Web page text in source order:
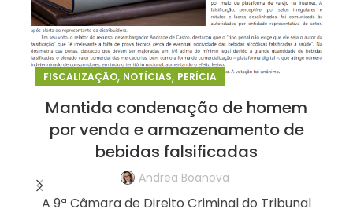
FISCALIZAÇÃO, NOTÍCIAS, PERÍCIA
Mantida condenação de homem
por venda e armazenamento de
bebidas falsificadas
Andrea Boanova
A 9ª Câmara de Direito Criminal do Tribunal